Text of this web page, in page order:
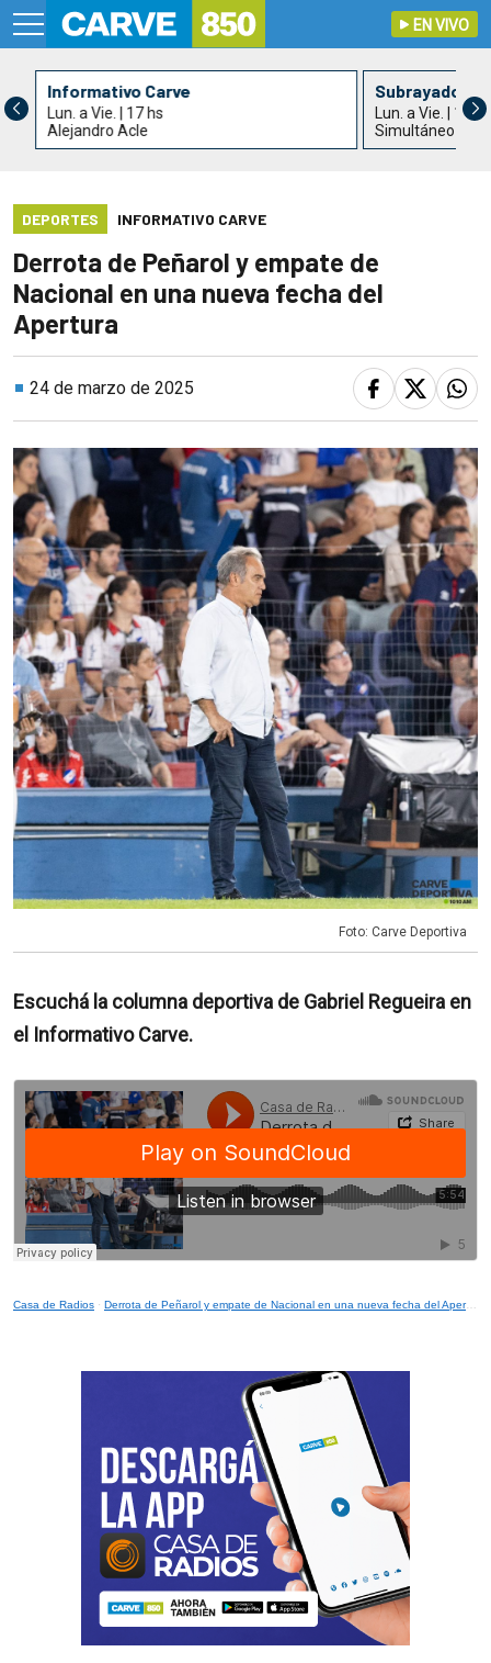
EN VIVO
Informativo Carve
Lun. a Vie. | 17 hs
Alejandro Acle
Subrayado
Lun. a Vie. | 18 hs
Simultáneo con
DEPORTES INFORMATIVO CARVE
Derrota de Peñarol y empate de
Nacional en una nueva fecha del
Apertura
24 de marzo de 2025
Foto: Carve Deportiva
Escuchá la columna deportiva de Gabriel Regueira en
el Informativo Carve.
Casa de Radios · Derrota de Peñarol y empate de Nacional en una nueva fecha del Apertura